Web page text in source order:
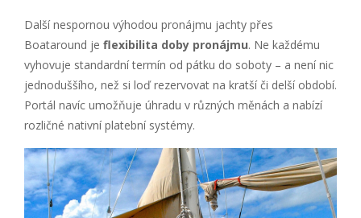
Další nespornou výhodou pronájmu jachty přes
Boataround je flexibilita doby pronájmu. Ne každému
vyhovuje standardní termín od pátku do soboty – a není nic
jednoduššího, než si loď rezervovat na kratší či delší období.
Portál navíc umožňuje úhradu v různých měnách a nabízí
rozličné nativní platební systémy.